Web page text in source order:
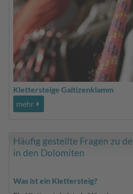
Klettersteige Galtizenklamm
mehr
Häufig gestellte Fragen zu
in den Dolomiten
Was ist ein Klettersteig?